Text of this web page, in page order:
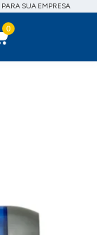
PARA SUA EMPRESA
0